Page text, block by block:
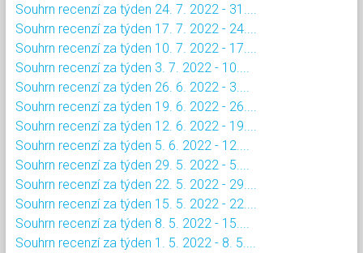
Souhrn recenzí za týden 24. 7. 2022 - 31....
Souhrn recenzí za týden 17. 7. 2022 - 24....
Souhrn recenzí za týden 10. 7. 2022 - 17....
Souhrn recenzí za týden 3. 7. 2022 - 10....
Souhrn recenzí za týden 26. 6. 2022 - 3....
Souhrn recenzí za týden 19. 6. 2022 - 26....
Souhrn recenzí za týden 12. 6. 2022 - 19....
Souhrn recenzí za týden 5. 6. 2022 - 12....
Souhrn recenzí za týden 29. 5. 2022 - 5....
Souhrn recenzí za týden 22. 5. 2022 - 29....
Souhrn recenzí za týden 15. 5. 2022 - 22....
Souhrn recenzí za týden 8. 5. 2022 - 15....
Souhrn recenzí za týden 1. 5. 2022 - 8. 5....